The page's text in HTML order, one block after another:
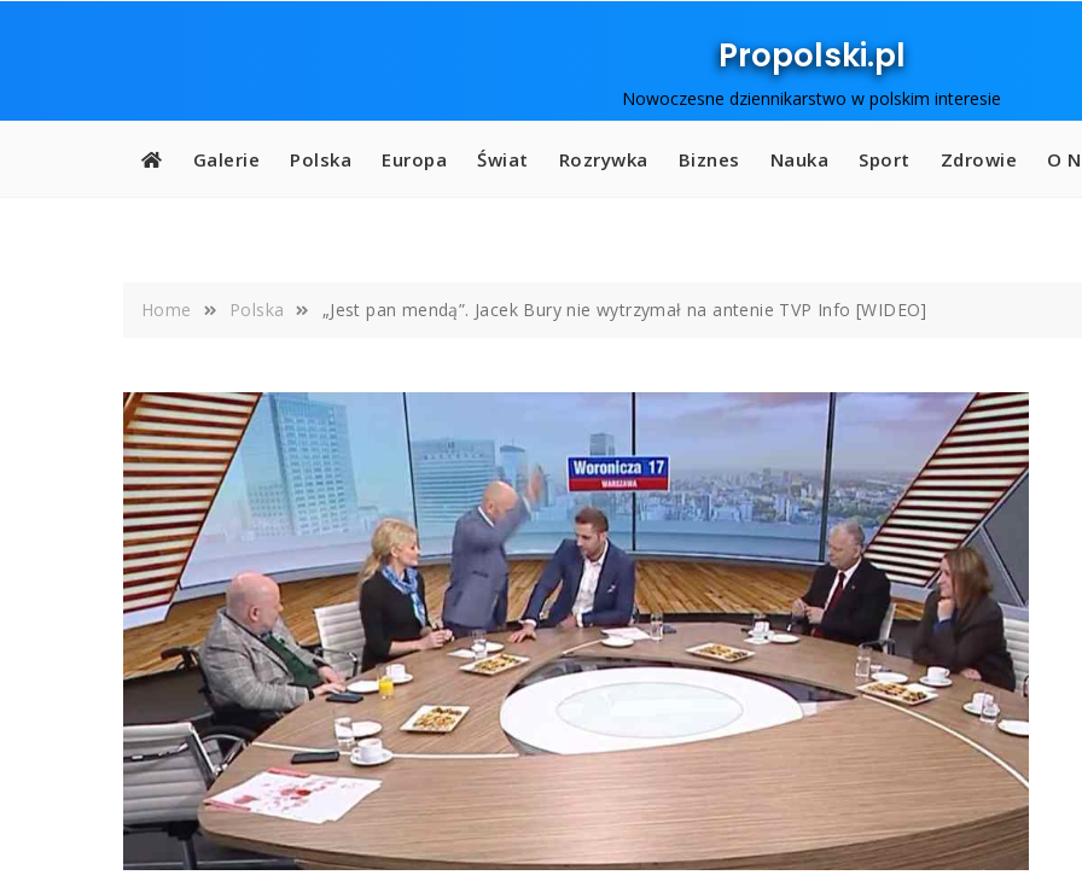
Propolski.pl
Nowoczesne dziennikarstwo w polskim interesie
Galerie Polska Europa Świat Rozrywka Biznes Nauka Sport Zdrowie O
Home Polska „Jest pan mendą”. Jacek Bury nie wytrzymał na antenie TVP Info [WIDEO]